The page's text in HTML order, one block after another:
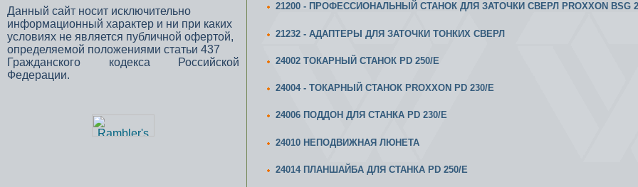
Данный сайт носит исключительно
информационный характер и ни при каких
условиях не является публичной офертой,
определяемой положениями статьи 437
Гражданского кодекса Российской
Федерации.
21200 - ПРОФЕССИОНАЛЬНЫЙ СТАНОК ДЛЯ ЗАТОЧКИ СВЕРЛ PROXXON BSG
21232 - АДАПТЕРЫ ДЛЯ ЗАТОЧКИ ТОНКИХ СВЕРЛ
24002 ТОКАРНЫЙ СТАНОК PD 250/E
24004 - ТОКАРНЫЙ СТАНОК PROXXON PD 230/Е
24006 ПОДДОН ДЛЯ СТАНКА PD 230/E
24010 НЕПОДВИЖНАЯ ЛЮНЕТА
24014 ПЛАНШАЙБА ДЛЯ СТАНКА PD 250/E